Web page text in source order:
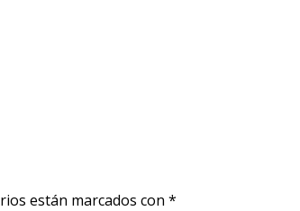
están marcados con *